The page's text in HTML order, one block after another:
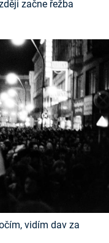
začne řežba
vidím dav za